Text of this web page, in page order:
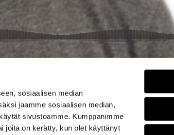
sosiaalisen median
jaamme sosiaalisen median,
sivustoamme. Kumppanimme
joita on kerätty, kun olet käyttänyt